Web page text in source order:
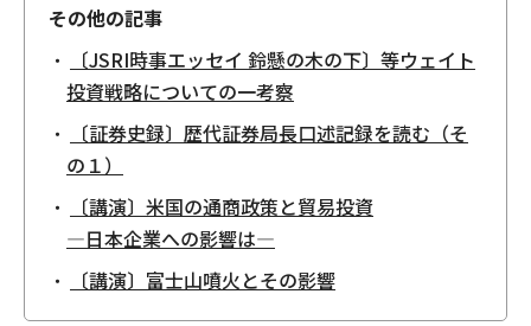
その他の記事
〔JSRI時事エッセイ 鈴懸の木の下〕等ウェイト
投資戦略についての一考察
〔証券史録〕歴代証券局長口述記録を読む（そ
の１）
〔講演〕米国の通商政策と貿易投資
―日本企業への影響は―
〔講演〕富士山噴火とその影響